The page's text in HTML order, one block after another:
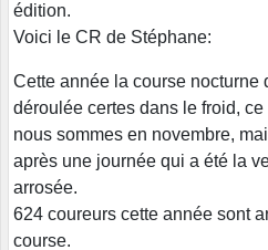
édition.
Voici le CR de Stéphane:
Cette année la course nocturne
déroulée certes dans le froid,
nous sommes en novembre,
après une journée qui a été la
arrosée.
624 coureurs cette année sont
course.